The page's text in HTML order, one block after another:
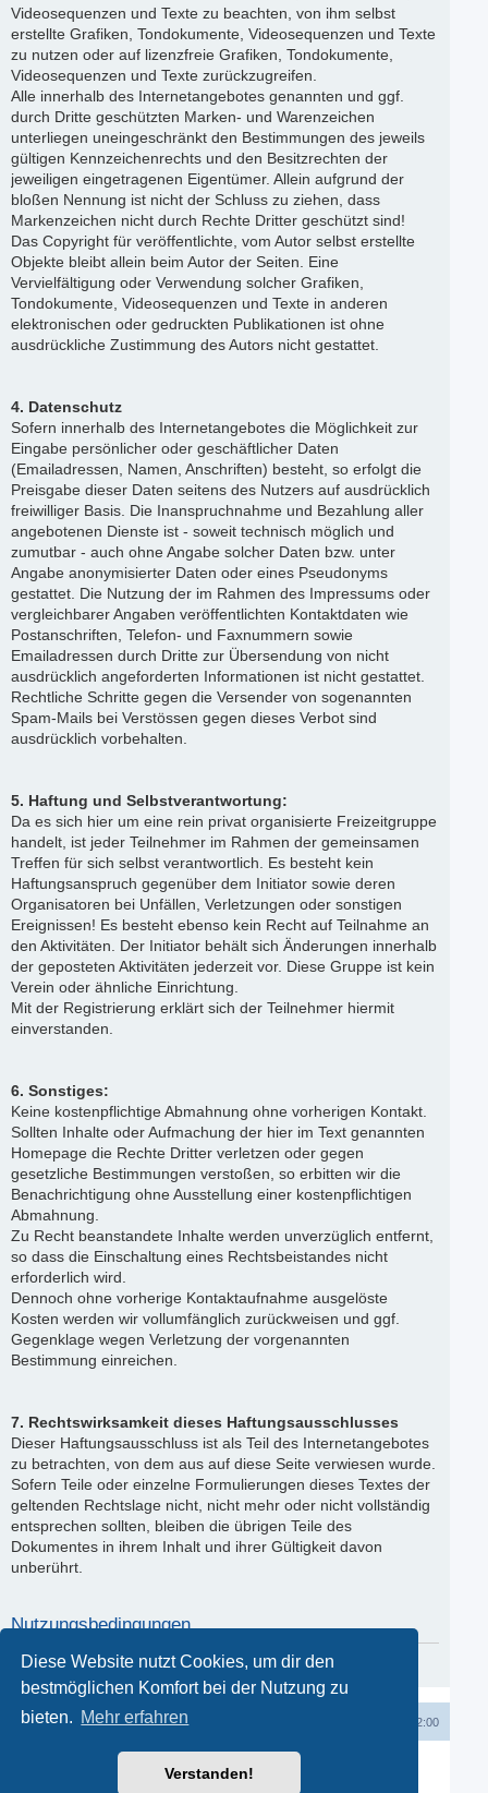
Diese Website nutzt Cookies, um dir den
bestmöglichen Komfort bei der Nutzung zu
bieten. Mehr erfahren
Verstanden!
Videosequenzen und Texte zu beachten, von ihm selbst
erstellte Grafiken, Tondokumente, Videosequenzen und Texte
zu nutzen oder auf lizenzfreie Grafiken, Tondokumente,
Videosequenzen und Texte zurückzugreifen.
Alle innerhalb des Internetangebotes genannten und ggf.
durch Dritte geschützten Marken- und Warenzeichen
unterliegen uneingeschränkt den Bestimmungen des jeweils
gültigen Kennzeichenrechts und den Besitzrechten der
jeweiligen eingetragenen Eigentümer. Allein aufgrund der
bloßen Nennung ist nicht der Schluss zu ziehen, dass
Markenzeichen nicht durch Rechte Dritter geschützt sind!
Das Copyright für veröffentlichte, vom Autor selbst erstellte
Objekte bleibt allein beim Autor der Seiten. Eine
Vervielfältigung oder Verwendung solcher Grafiken,
Tondokumente, Videosequenzen und Texte in anderen
elektronischen oder gedruckten Publikationen ist ohne
ausdrückliche Zustimmung des Autors nicht gestattet.
4. Datenschutz
Sofern innerhalb des Internetangebotes die Möglichkeit zur
Eingabe persönlicher oder geschäftlicher Daten
(Emailadressen, Namen, Anschriften) besteht, so erfolgt die
Preisgabe dieser Daten seitens des Nutzers auf ausdrücklich
freiwilliger Basis. Die Inanspruchnahme und Bezahlung aller
angebotenen Dienste ist - soweit technisch möglich und
zumutbar - auch ohne Angabe solcher Daten bzw. unter
Angabe anonymisierter Daten oder eines Pseudonyms
gestattet. Die Nutzung der im Rahmen des Impressums oder
vergleichbarer Angaben veröffentlichten Kontaktdaten wie
Postanschriften, Telefon- und Faxnummern sowie
Emailadressen durch Dritte zur Übersendung von nicht
ausdrücklich angeforderten Informationen ist nicht gestattet.
Rechtliche Schritte gegen die Versender von sogenannten
Spam-Mails bei Verstössen gegen dieses Verbot sind
ausdrücklich vorbehalten.
5. Haftung und Selbstverantwortung:
Da es sich hier um eine rein privat organisierte Freizeitgruppe
handelt, ist jeder Teilnehmer im Rahmen der gemeinsamen
Treffen für sich selbst verantwortlich. Es besteht kein
Haftungsanspruch gegenüber dem Initiator sowie deren
Organisatoren bei Unfällen, Verletzungen oder sonstigen
Ereignissen! Es besteht ebenso kein Recht auf Teilnahme an
den Aktivitäten. Der Initiator behält sich Änderungen innerhalb
der geposteten Aktivitäten jederzeit vor. Diese Gruppe ist kein
Verein oder ähnliche Einrichtung.
Mit der Registrierung erklärt sich der Teilnehmer hiermit
einverstanden.
6. Sonstiges:
Keine kostenpflichtige Abmahnung ohne vorherigen Kontakt.
Sollten Inhalte oder Aufmachung der hier im Text genannten
Homepage die Rechte Dritter verletzen oder gegen
gesetzliche Bestimmungen verstoßen, so erbitten wir die
Benachrichtigung ohne Ausstellung einer kostenpflichtigen
Abmahnung.
Zu Recht beanstandete Inhalte werden unverzüglich entfernt,
so dass die Einschaltung eines Rechtsbeistandes nicht
erforderlich wird.
Dennoch ohne vorherige Kontaktaufnahme ausgelöste
Kosten werden wir vollumfänglich zurückweisen und ggf.
Gegenklage wegen Verletzung der vorgenannten
Bestimmung einreichen.
7. Rechtswirksamkeit dieses Haftungsausschlusses
Dieser Haftungsausschluss ist als Teil des Internetangebotes
zu betrachten, von dem aus auf diese Seite verwiesen wurde.
Sofern Teile oder einzelne Formulierungen dieses Textes der
geltenden Rechtslage nicht, nicht mehr oder nicht vollständig
entsprechen sollten, bleiben die übrigen Teile des
Dokumentes in ihrem Inhalt und ihrer Gültigkeit davon
unberührt.
Nutzungsbedingungen
Du kannst die Nutzungsbedingungen hier nachlesen:Nutzungsbedingungen
Startseite Startseite UTC+02:00
Deutsche Übersetzung durch